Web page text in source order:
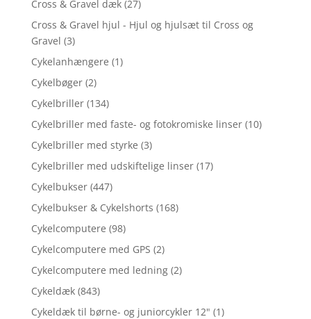
Cross & Gravel dæk (27)
Cross & Gravel hjul - Hjul og hjulsæt til Cross og
Gravel (3)
Cykelanhængere (1)
Cykelbøger (2)
Cykelbriller (134)
Cykelbriller med faste- og fotokromiske linser (10)
Cykelbriller med styrke (3)
Cykelbriller med udskiftelige linser (17)
Cykelbukser (447)
Cykelbukser & Cykelshorts (168)
Cykelcomputere (98)
Cykelcomputere med GPS (2)
Cykelcomputere med ledning (2)
Cykeldæk (843)
Cykeldæk til børne- og juniorcykler 12" (1)